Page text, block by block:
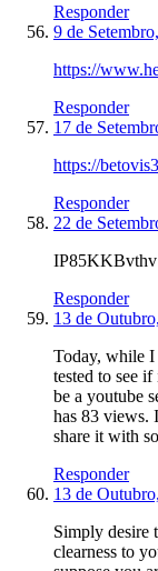
Responder
9 de
https://
Responder
17 de
https://
Responder
22 de
IP85KKBvthv
Responder
13 de
Today, while I
tested to see
be a youtube
has 83 views.
share it with
Responder
13 de
Simply desire
clearness to